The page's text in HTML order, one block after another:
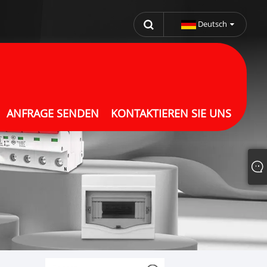
Deutsch
ANFRAGE SENDEN KONTAKTIEREN SIE UNS